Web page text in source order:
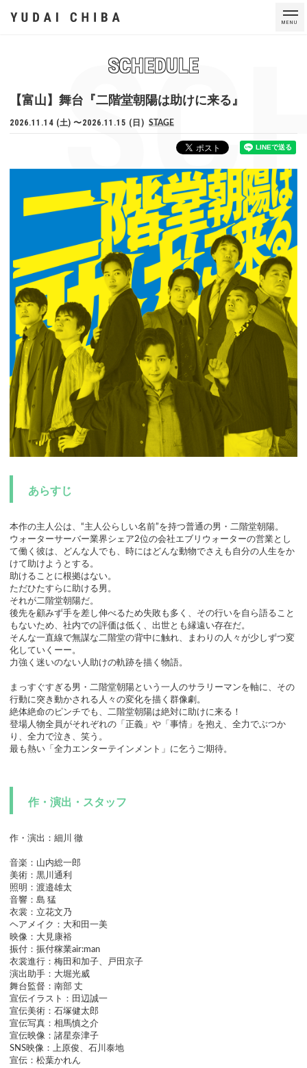
MENU
SCHEDULE
【富山】舞台『⼆階堂朝陽は助けに来る』
2026.11.14 (土) 2026.11.15 (日) STAGE
あらすじ
本作の主⼈公は、“主⼈公らしい名前”を持つ普通の男・⼆階堂朝陽。
ウォーターサーバー業界シェア2位の会社エブリウォーターの営業とし
て働く彼は、どんな⼈でも、時にはどんな動物でさえも⾃分の⼈⽣をか
けて助けようとする。
助けることに根拠はない。
ただひたすらに助ける男。
それが⼆階堂朝陽だ。
後先を顧みず⼿を差し伸べるため失敗も多く、その⾏いを⾃ら語ること
もないため、社内での評価は低く、出世とも縁遠い存在だ。
そんな⼀直線で無謀な⼆階堂の背中に触れ、まわりの⼈々が少しずつ変
化していくーー。
⼒強く迷いのない⼈助けの軌跡を描く物語。
まっすぐすぎる男・⼆階堂朝陽という⼀⼈のサラリーマンを軸に、その
⾏動に突き動かされる⼈々の変化を描く群像劇。
絶体絶命のピンチでも、⼆階堂朝陽は絶対に助けに来る！
登場⼈物全員がそれぞれの「正義」や「事情」を抱え、全⼒でぶつか
り、全⼒で泣き、笑う。
最も熱い「全⼒エンターテインメント」に乞うご期待。
作・演出・スタッフ
作・演出：細川 徹
音楽：山内総一郎
美術：黒川通利
照明：渡邉雄太
音響：島 猛
衣裳：立花文乃
ヘアメイク：大和田一美
映像：大見康裕
振付：振付稼業air:man
衣裳進行：梅田和加子、戸田京子
演出助手：大堀光威
舞台監督：南部 丈
宣伝イラスト：田辺誠一
宣伝美術：石塚健太郎
宣伝写真：相馬慎之介
宣伝映像：諸星奈津子
SNS映像：上原俊、石川泰地
宣伝：松葉かれん